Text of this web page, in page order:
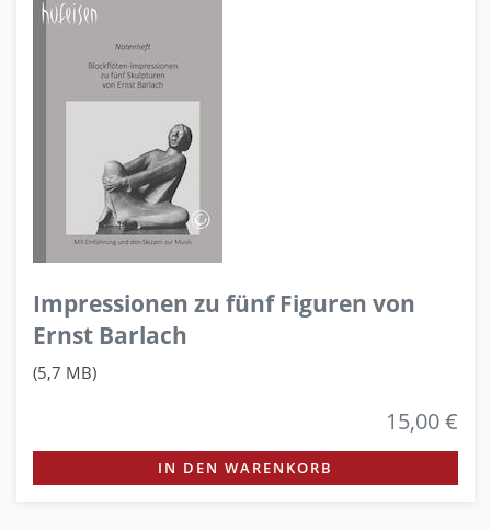
Impressionen zu fünf Figuren von
Ernst Barlach
(5,7 MB)
15,00 €
IN DEN WARENKORB